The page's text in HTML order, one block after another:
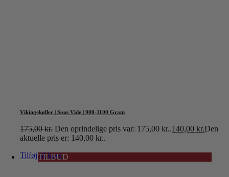
Vikingekøller | Sous Vide | 900-1100 Gram
175,00kr. Den oprindelige pris var: 175,00 kr..140,00kr.Den
aktuelle pris er: 140,00 kr..
Tilføj til kurv
TILBUD